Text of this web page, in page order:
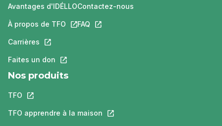
Avantages d'IDÉLLO
À propos de TFO Ce lien s'ouvrira dans un nouvel onglet.
Carrières Ce lien s'ouvrira dans un nouvel onglet.
Faites un don Ce lien s'ouvrira dans un nouvel onglet.
Contactez-nous
FAQ Ce lien s'ouvrira dans un nouvel
Nos produits
TFO Ce lien s'ouvrira dans un nouvel onglet.
TFO apprendre à la maison Ce lien s'ouvrira dans un nouvel